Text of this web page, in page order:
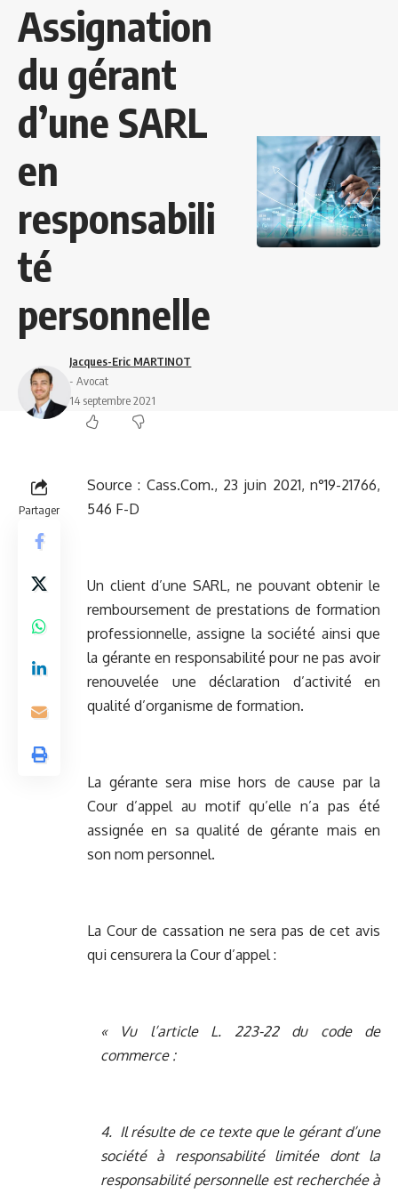
Assignation
du gérant
d’une SARL
en
responsabili
té
personnelle
Jacques-Eric MARTINOT
- Avocat
14 septembre 2021
Partager
Source : Cass.Com., 23 juin 2021, n°19-21766,
546 F-D
Un client d’une SARL, ne pouvant obtenir le
remboursement de prestations de formation
professionnelle, assigne la société ainsi que
la gérante en responsabilité pour ne pas avoir
renouvelée une déclaration d’activité en
qualité d’organisme de formation.
La gérante sera mise hors de cause par la
Cour d’appel au motif qu’elle n’a pas été
assignée en sa qualité de gérante mais en
son nom personnel.
La Cour de cassation ne sera pas de cet avis
qui censurera la Cour d’appel :
« Vu l’article L. 223-22 du code de
commerce :
4. Il résulte de ce texte que le gérant d’une
société à responsabilité limitée dont la
responsabilité personnelle est recherchée à